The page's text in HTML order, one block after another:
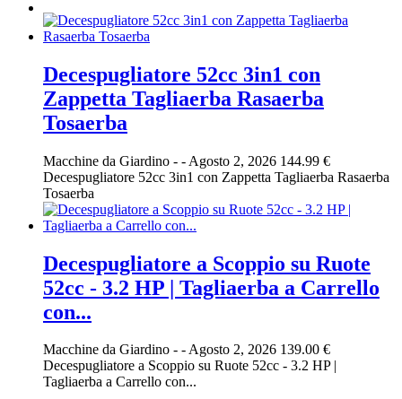
Decespugliatore 52cc 3in1 con
Zappetta Tagliaerba Rasaerba
Tosaerba
Macchine da Giardino - - Agosto 2, 2026 144.99 €
Decespugliatore 52cc 3in1 con Zappetta Tagliaerba Rasaerba
Tosaerba
Decespugliatore a Scoppio su Ruote
52cc - 3.2 HP | Tagliaerba a Carrello
con...
Macchine da Giardino - -Agosto 2, 2026 139.00 €
Decespugliatore a Scoppio su Ruote 52cc - 3.2 HP |
Tagliaerba a Carrello con...